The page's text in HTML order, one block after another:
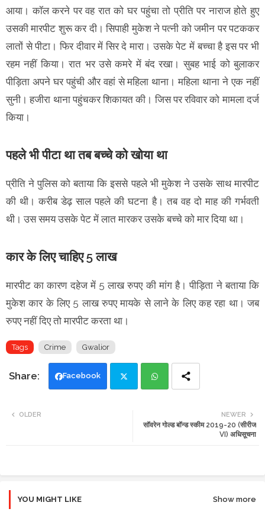
आया। कॉल करने पर वह रात को घर पहुंचा तो प्रीति पर नाराज होते हुए
उसकी मारपीट शुरू कर दी। सिपाही मुकेश ने पत्नी को जमीन पर पटककर
लातों से पीटा। फिर दीवार में सिर दे मारा। उसके पेट में बच्चा है इस पर भी
रहम नहीं किया। रात भर उसे कमरे में बंद रखा। सुबह भाई को बुलाकर
पीड़िता अपने घर पहुंची और वहां से महिला थाना। महिला थाना ने एक नहीं
सुनी। हजीरा थाना पहुंचकर शिकायत की। जिस पर रविवार को मामला दर्ज
किया।
पहले भी पीटा था तब बच्चे को खोया था
प्रीति ने पुलिस को बताया कि इससे पहले भी मुकेश ने उसके साथ मारपीट
की थी। करीब डेढ़ साल पहले की घटना है। तब वह दो माह की गर्भवती
थी। उस समय उसके पेट में लात मारकर उसके बच्चे को मार दिया था।
कार के लिए चाहिए 5 लाख
मारपीट का कारण दहेज में 5 लाख रुपए की मांग है। पीड़िता ने बताया कि
मुकेश कार के लिए 5 लाख रुपए मायके से लाने के लिए कह रहा था। जब
रुपए नहीं दिए तो मारपीट करता था।
Tags Crime Gwalior
Facebook
ats
NEWER
सॉवरेन गोल्ड बॉन्ड स्कीम 2019-20 (सीरीज
VI) अधिसूचना
OLDER
YOU MIGHT LIKE Show more